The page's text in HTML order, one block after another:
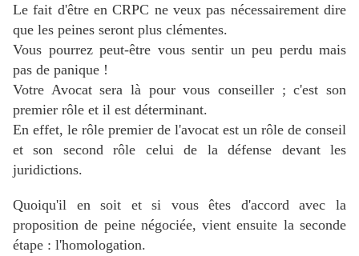
Le fait d'être en CRPC ne veux pas nécessairement dire
que les peines seront plus clémentes.
Vous pourrez peut-être vous sentir un peu perdu mais
pas de panique !
Votre Avocat sera là pour vous conseiller ; c'est son
premier rôle et il est déterminant.
En effet, le rôle premier de l'avocat est un rôle de conseil
et son second rôle celui de la défense devant les
juridictions.
Quoiqu'il en soit et si vous êtes d'accord avec la
proposition de peine négociée, vient ensuite la seconde
étape : l'homologation.